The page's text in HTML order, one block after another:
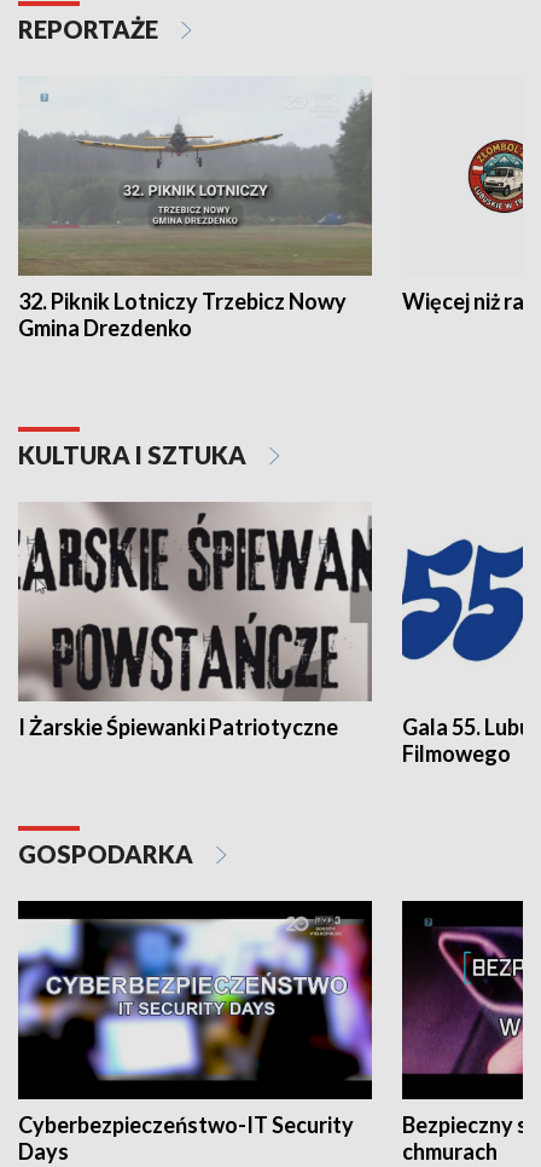
REPORTAŻE
32. Piknik Lotniczy Trzebicz Nowy
Gmina Drezdenko
Więcej niż rajd
KULTURA I SZTUKA
I Żarskie Śpiewanki Patriotyczne
Gala 55.
Filmowego
GOSPODARKA
Cyberbezpieczeństwo-IT Security
Days
Bezpieczny
chmurach